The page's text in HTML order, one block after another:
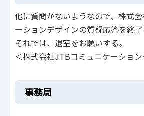
他に質問がないようなので、株式
ーションデザインの質疑応答を終了
それでは、退室をお願いする。
＜株式会社JTBコミュニケーショ
事務局